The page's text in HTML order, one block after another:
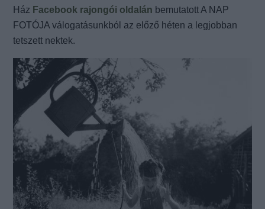
Ház Facebook rajongói oldalán bemutatott A NAP
FOTÓJA válogatásunkból az előző héten a legjobban
tetszett nektek.